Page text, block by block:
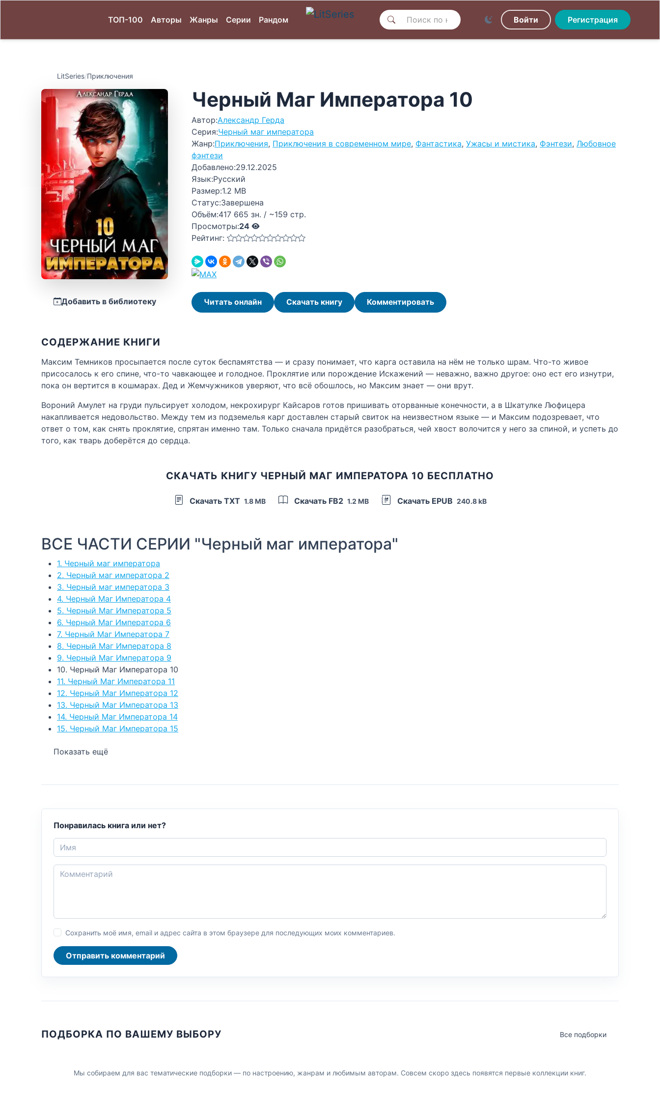
ТОП-100 Авторы Жанры Серии Рандом Войти Регистрация
LitSeries/Приключения
Добавить в библиотеку
Черный Маг Императора 10
Автор:Александр Герда
Серия:Черный маг императора
Жанр:Приключения, Приключения в современном мире, Фантастика, Ужасы и мистика, Фэнтези, Любовное
фэнтези
Добавлено:29.12.2025
Язык:Русский
Размер:1.2 MB
Статус:Завершена
Объём:417 665 зн. / ~159 стр.
Просмотры:24
Рейтинг:
Читать онлайн Скачать книгу Комментировать
СОДЕРЖАНИЕ КНИГИ
Максим Темников просыпается после суток беспамятства — и сразу понимает, что карга оставила на нём не только шрам. Что-то живое
присосалось к его спине, что-то чавкающее и голодное. Проклятие или порождение Искажений — неважно, важно другое: оно ест его изнутри,
пока он вертится в кошмарах. Дед и Жемчужников уверяют, что всё обошлось, но Максим знает — они врут.
Вороний Амулет на груди пульсирует холодом, некрохирург Кайсаров готов пришивать оторванные конечности, а в Шкатулке Люфицера
накапливается недовольство. Между тем из подземелья карг доставлен старый свиток на неизвестном языке — и Максим подозревает, что
ответ о том, как снять проклятие, спрятан именно там. Только сначала придётся разобраться, чей хвост волочится у него за спиной, и успеть до
того, как тварь доберётся до сердца.
СКАЧАТЬ КНИГУ ЧЕРНЫЙ МАГ ИМПЕРАТОРА 10 БЕСПЛАТНО
Скачать TXT 1.8 MB Скачать FB2 1.2 MB Скачать EPUB 240.8 kB
ВСЕ ЧАСТИ СЕРИИ "Черный маг императора"
1. Черный маг императора
2. Черный маг императора 2
3. Черный маг императора 3
4. Черный Маг Императора 4
5. Черный Маг Императора 5
6. Черный Маг Императора 6
7. Черный Маг Императора 7
8. Черный Маг Императора 8
9. Черный Маг Императора 9
10. Черный Маг Императора 10
11. Черный Маг Императора 11
12. Черный Маг Императора 12
13. Черный Маг Императора 13
14. Черный Маг Императора 14
15. Черный Маг Императора 15
Показать ещё
Понравилась книга или нет?
Сохранить моё имя, email и адрес сайта в этом браузере для последующих моих комментариев.
Отправить комментарий
ПОДБОРКА ПО ВАШЕМУ ВЫБОРУ Все подборки
Мы собираем для вас тематические подборки — по настроению, жанрам и любимым авторам. Совсем скоро здесь появятся первые коллекции книг.